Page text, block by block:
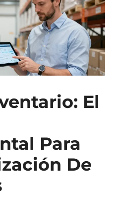
El
Para
De